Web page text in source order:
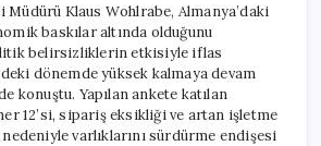
Klaus Wohlrabe, Almanya’daki
baskılar altında olduğunu
belirsizliklerin etkisiyle iflas
dönemde yüksek kalmaya devam
konuştu. Yapılan ankete katılan
12’si, sipariş eksikliği ve artan işletme
varlıklarını sürdürme endişesi